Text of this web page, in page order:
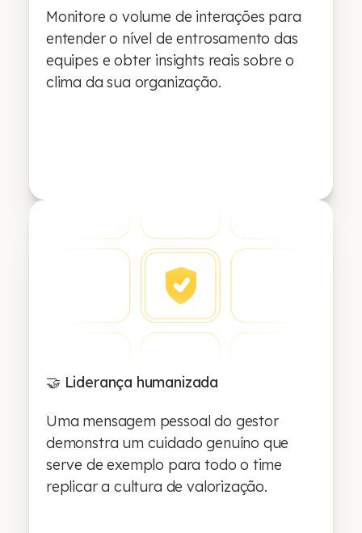
Monitore o volume de interações para
entender o nível de entrosamento das
equipes e obter insights reais sobre o
clima da sua organização.
🤝 Liderança humanizada
Uma mensagem pessoal do gestor
demonstra um cuidado genuíno que
serve de exemplo para todo o time
replicar a cultura de valorização.